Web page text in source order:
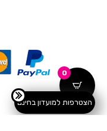
0
הצטרפות למועדון בחינם